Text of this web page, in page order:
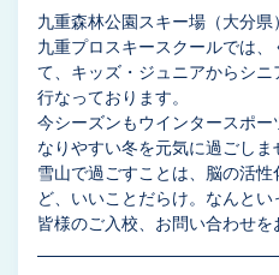
九重森林公園スキー場（大分県）
九重プロスキースクールでは
て、キッズ・ジュニアからシ
行なっております。
今シーズンもウインタースポ
なりやすい冬を元気に過ごしま
雪山で過ごすことは、脳の活
ど、いいことだらけ。なんとい
皆様のご入校、お問い合わせを